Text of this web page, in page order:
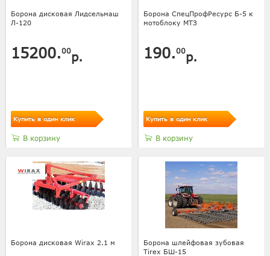
Борона дисковая Лидсельмаш
Л-120
15200.00р.
Купить в один клик
В корзину
Борона СпецПрофРесурс Б-5 к
мотоблоку МТЗ
190.00р.
Купить в один клик
В корзину
Борона дисковая Wirax 2.1 м
Борона шлейфовая зубовая
Tirex БШ-15